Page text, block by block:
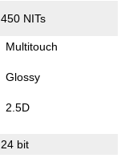
450 NITs
Multitouch
Glossy
2.5D
24 bit